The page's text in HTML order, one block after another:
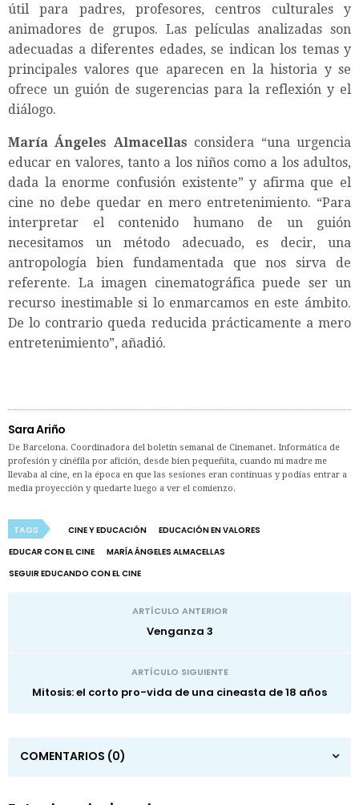
útil para padres, profesores, centros culturales y
animadores de grupos. Las películas analizadas son
adecuadas a diferentes edades, se indican los temas y
principales valores que aparecen en la historia y se
ofrece un guión de sugerencias para la reflexión y el
diálogo.
María Ángeles Almacellas considera “una urgencia
educar en valores, tanto a los niños como a los adultos,
dada la enorme confusión existente” y afirma que el
cine no debe quedar en mero entretenimiento. “Para
interpretar el contenido humano de un guión
necesitamos un método adecuado, es decir, una
antropología bien fundamentada que nos sirva de
referente. La imagen cinematográfica puede ser un
recurso inestimable si lo enmarcamos en este ámbito.
De lo contrario queda reducida prácticamente a mero
entretenimiento”, añadió.
Sara Ariño
De Barcelona. Coordinadora del boletín semanal de Cinemanet. Informática de
profesión y cinéfila por afición, desde bien pequeñita, cuando mi madre me
llevaba al cine, en la época en que las sesiones eran continuas y podías entrar a
media proyección y quedarte luego a ver el comienzo.
TAGS CINE Y EDUCACIÓN
EDUCACIÓN EN VALORES
EDUCAR CON EL CINE
MARÍA ÁNGELES ALMACELLAS
SEGUIR EDUCANDO CON EL CINE
ARTÍCULO ANTERIOR
Venganza 3
ARTÍCULO SIGUIENTE
Mitosis: el corto pro-vida de una cineasta de 18 años
COMENTARIOS (0)